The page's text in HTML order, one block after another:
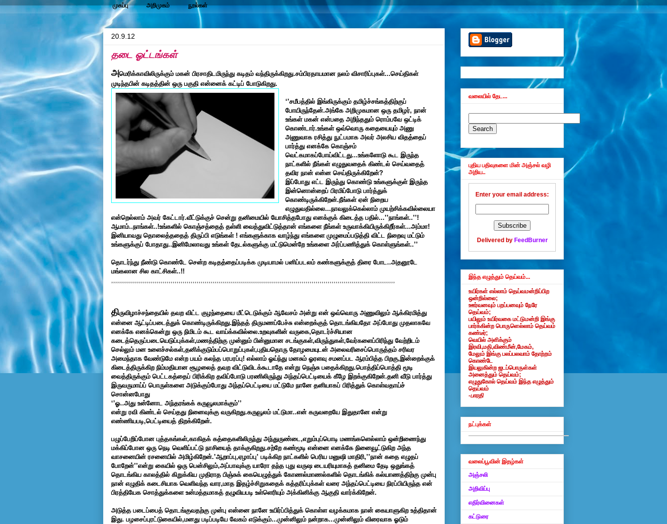
முகப்பு அறிமுகம் நூல்கள்
20.9.12
தடை ஓட்டங்கள்
அமெரிக்காவிலிருக்கும் மகன் பிரசாதிடமிருந்து கடிதம் வந்திருக்கிறது.சம்பிரதாயமான நலம் விசாரிப்புகள்...செய்திகள்
முடிந்தபின் கடிதத்தின் ஒரு பகுதி என்னைக் கட்டிப் போடுகிறது.
‘’சமீபத்தில் இங்கிருக்கும் தமிழ்ச்சங்கத்திற்குப்
போயிருந்தேன்.அங்கே அறிமுகமான ஒரு தமிழர், நான்
உங்கள் மகன் என்பதை அறிந்ததும் ரொம்பவே ஒட்டிக்
கொண்டார்.உங்கள் ஒவ்வொரு கதையையும் அணு
அணுவாக ரசித்து நுட்பமாக அவர் அலசிய விதத்தைப்
பார்த்து எனக்கே கொஞ்சம்
வெட்கமாகப்போய்விட்டது...உங்களோடு கூட இருந்த
நாட்களில் நீங்கள் எழுதுவதைக் கிண்டல் செய்வதைத்
தவிர நான் என்ன செய்திருக்கிறேன்?
இப்போது எட்ட இருந்து கொண்டு உங்களுக்குள் இருந்த
இன்னொன்றைப் பிரமிப்போடு பார்த்துக்
கொண்டிருக்கிறேன்.நீங்கள் ஏன் நிறைய
எழுதுவதில்லை...நாவலுக்கெல்லாம் முயற்சிக்கவில்லையா
என்றெல்லாம் அவர் கேட்டார்.வீட்டுக்குச் சென்று தனிமையில் யோசித்தபோது எனக்குக் கிடைத்த பதில்...’’நாங்கள்..’’!
ஆமாம்..நாங்கள்..!உங்களில் கொஞ்சத்தைத் தள்ளி வைத்துவிட்டுத்தான் எங்களை நீங்கள் உருவாக்கியிருக்கிறீர்கள்...அம்மா!
இனியாவது தொலைத்ததைத் திருப்பி எடுங்கள் ! எங்களுக்காக வாழ்ந்து எங்களை முழுமைப்படுத்தி விட்ட நிறைவு மட்டும்
உங்களுக்குப் போதாது..இனிமேலாவது உங்கள் தேடல்களுக்கு மட்டுமென்றே உங்களை அர்ப்பணித்துக் கொள்ளுங்கள்..’’
தொடர்ந்து நீண்டு கொண்டே சென்ற கடிதத்தைப்படிக்க முடியாமல் பனிப்படலம் கண்களுக்குத் திரை போட..அதனூடே
மங்கலான சில காட்சிகள்..!!
,,,,,,,,,,,,,,,,,,,,,,,,,,,,,,,,,,,,,,,,,,,,,,,,,,,,,,,,,,,,,,,,,,,,,,,,,,,,,,,,,,,,,,,,,,,,,,,,,,,,,,,,,,,,,,,,,,,,,,,,,,,,,,,,,,,,,,,,,,,,,,,
திருவிழாச்சந்தையில் தவற விட்ட குழந்தையை மீட்டெடுக்கும் ஆவேசம் அன்று என் ஒவ்வொரு அணுவிலும் ஆக்கிரமித்து
என்னை ஆட்டிப்படைத்துக் கொண்டிருக்கிறது.இந்தத் திருமணப்பேச்சு என்றைக்குத் தொடங்கியதோ அப்போது முதலாகவே
எனக்கே எனக்கென்று ஒரு நிமிடம் கூட வாய்க்கவில்லை.உறவுகளின் வருகை,தொடர்ச்சியான
கடைத்தெருப்படையெடுப்புக்கள்,மணத்திற்கு முன்னும் பின்னுமான சடங்குகள்,விருந்துகள்,வேர்களைப்பிரிந்து வேற்றிடம்
செல்லும் மன உளைச்சல்கள்,தனிக்குடும்பப்பொறுப்புகள்,புதியதொரு தோழமையுடன் அலைவரிசைப்பொருத்தம் சரிவர
அமைந்தாக வேண்டுமே என்ற பயம் கலந்த பரபரப்பு! எல்லாம் ஓய்ந்து மனசும் ஓரளவு சமனப்பட ஆரம்பித்த பிறகு,இன்றைக்குக்
கிடைத்திருக்கிற நிம்மதியான சூழலைத் தவற விட்டுவிடக்கூடாதே என்று நெஞ்சு பதைக்கிறது.பொத்திப்பொத்தி மூடி
வைத்திருக்கும் பெட்டகத்தைப் பிரிக்கிற தவிப்போடு பரணிலிருந்து அந்தப்பெட்டியைக் கீழே இறக்குகிறேன்.தனி வீடு பார்த்து
இருவருமாய்ப் பொருள்களை அடுக்கும்போது அந்தப்பெட்டியை மட்டுமே நானே தனியாகப் பிரித்துக் கொள்வதாய்ச்
சொன்னபோது
‘’ஓ..அது உன்னோட அந்தரங்கக் கருவூலமாக்கும்’’
என்று ரவி கிண்டல் செய்தது நினைவுக்கு வருகிறது.கருவூலம் மட்டுமா..என் கருவறையே இதுதானே என்று
எண்ணியபடி,பெட்டியைத் திறக்கிறேன்.
பழுப்பேறிப்போன புத்தகங்கள்,காகிதக் கத்தைகளிலிருந்து அந்துருண்டை,எறும்புப்பொடி மணங்களெல்லாம் ஒன்றிணைந்து
மக்கிப்போன ஒரு நெடி வெளிப்பட்டு நாசியைத் தாக்குகிறது.சற்றே கண்மூடி என்னை எனக்கே நினைவூட்டுகிற அந்த
வாசனையின் ரசனையில் அமிழ்கிறேன்.’ஆறாப்பு,ஏழாப்பு’ படிக்கிற நாட்களில் பெரிய மனுஷி மாதிரி,’’நான் கதை எழுதப்
போறேன்’’என்று கையில் ஒரு பென்சிலும்,அப்பாவுக்கு யாரோ தந்த புது வருஷ டையரியுமாகத் தனிமை தேடி ஒதுங்கத்
தொடங்கிய காலத்தில் கிறுக்கிய முதிராத பிஞ்சுக் கையெழுத்துக் கோணல்மாணல்களில் தொடங்கிக் கல்யாணத்திற்கு முன்பு
நான் எழுதிக் கடைசியாக வெளிவந்த வார,மாத இதழ்ச்சிறுகதைக் கத்தரிப்புக்கள் வரை அந்தப்பெட்டியை நிரப்பியிருந்த என்
பிரத்தியேக சொத்துக்களை உன்மத்தமாகத் தழுவியபடி உள்ளெரியும் அக்கினிக்கு ஆகுதி வார்க்கிறேன்.
அடுத்த படைப்பைத் தொடங்குவதற்கு முன்பு என்னை நானே உயிர்ப்பித்துக் கொள்ள வழக்கமாக நான் கையாளுகிற உத்திதான்
இது. பழசைப்புரட்டுகையில்,மனது படிப்படியே வேகம் எடுக்கும்...முன்னிலும் நன்றாக...முன்னிலும் விரைவாக ஓடும்
வலையில் தேட...
புதிய பதிவுகளை மின் அஞ்சல் வழி
அறிய..
Enter your email address:
Delivered by FeedBurner
இந்த எழுத்தும் தெய்வம்...
உயிர்கள் எல்லாம் தெய்வமன்றிப்பிற
ஒன்றில்லை;
ஊர்வனவும் பறப்பனவும் நேரே
தெய்வம்;
பயிலும் உயிர்வகை மட்டுமன்றி இங்கு
பார்க்கின்ற பொருளெல்லாம் தெய்வம்
கண்டீர்;
வெயில் அளிக்கும்
இரவி,மதி,விண்மீன்,மேகம்,
மேலும் இங்கு பலப்பலவாம் தோற்றம்
கொண்டே
இயலுகின்ற ஜடப்பொருள்கள்
அனைத்தும் தெய்வம்;
எழுதுகோல் தெய்வம் இந்த எழுத்தும்
தெய்வம்
-பாரதி
நட்புக்கள்
வலைப்பூவின் இதழ்கள்
அஞ்சலி
அறிவிப்பு
எதிர்வினைகள்
கட்டுரை